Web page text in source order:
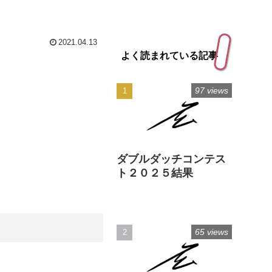
2021.04.13
よく読まれている記事
ダブルダッチコンテス
ト２０２５結果
97 views
65 views